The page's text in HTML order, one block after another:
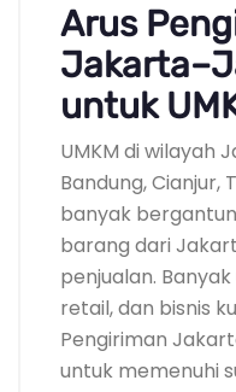
Arus
untuk
UMKM di wilayah
Bandung, Cianjur,
banyak
barang dari
penjualan.
retail, dan bisnis
Pengiriman
untuk memenuhi